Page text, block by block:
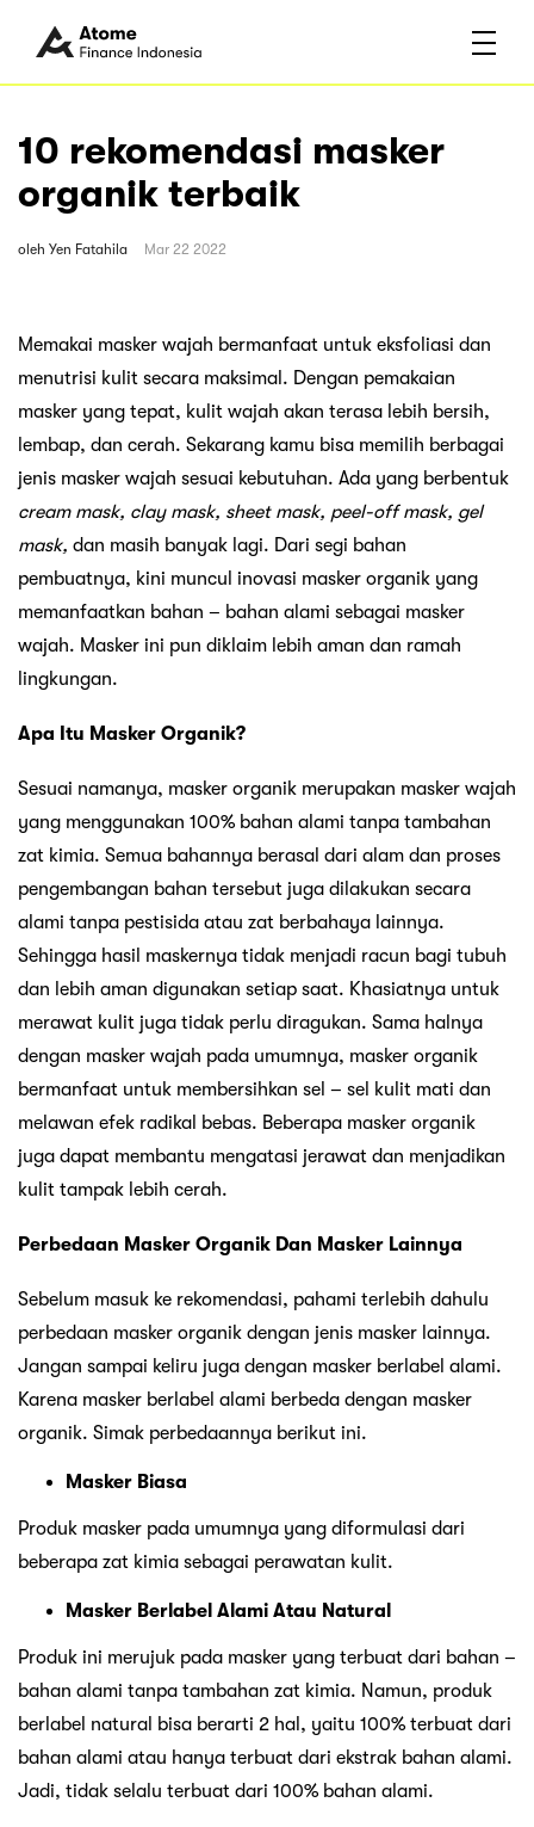
10 rekomendasi masker
organik terbaik
oleh Yen Fatahila Mar 22 2022
Memakai masker wajah bermanfaat untuk eksfoliasi dan
menutrisi kulit secara maksimal. Dengan pemakaian
masker yang tepat, kulit wajah akan terasa lebih bersih,
lembap, dan cerah. Sekarang kamu bisa memilih berbagai
jenis masker wajah sesuai kebutuhan. Ada yang berbentuk
cream mask, clay mask, sheet mask, peel-off mask, gel
mask, dan masih banyak lagi. Dari segi bahan
pembuatnya, kini muncul inovasi masker organik yang
memanfaatkan bahan – bahan alami sebagai masker
wajah. Masker ini pun diklaim lebih aman dan ramah
lingkungan.
Apa Itu Masker Organik?
Sesuai namanya, masker organik merupakan masker wajah
yang menggunakan 100% bahan alami tanpa tambahan
zat kimia. Semua bahannya berasal dari alam dan proses
pengembangan bahan tersebut juga dilakukan secara
alami tanpa pestisida atau zat berbahaya lainnya.
Sehingga hasil maskernya tidak menjadi racun bagi tubuh
dan lebih aman digunakan setiap saat. Khasiatnya untuk
merawat kulit juga tidak perlu diragukan. Sama halnya
dengan masker wajah pada umumnya, masker organik
bermanfaat untuk membersihkan sel – sel kulit mati dan
melawan efek radikal bebas. Beberapa masker organik
juga dapat membantu mengatasi jerawat dan menjadikan
kulit tampak lebih cerah.
Perbedaan Masker Organik Dan Masker Lainnya
Sebelum masuk ke rekomendasi, pahami terlebih dahulu
perbedaan masker organik dengan jenis masker lainnya.
Jangan sampai keliru juga dengan masker berlabel alami.
Karena masker berlabel alami berbeda dengan masker
organik. Simak perbedaannya berikut ini.
Masker Biasa
Produk masker pada umumnya yang diformulasi dari
beberapa zat kimia sebagai perawatan kulit.
Masker Berlabel Alami Atau Natural
Produk ini merujuk pada masker yang terbuat dari bahan –
bahan alami tanpa tambahan zat kimia. Namun, produk
berlabel natural bisa berarti 2 hal, yaitu 100% terbuat dari
bahan alami atau hanya terbuat dari ekstrak bahan alami.
Jadi, tidak selalu terbuat dari 100% bahan alami.